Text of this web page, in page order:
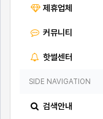
제휴업체
커뮤니티
핫썰센터
SIDE NAVIGATION
검색안내